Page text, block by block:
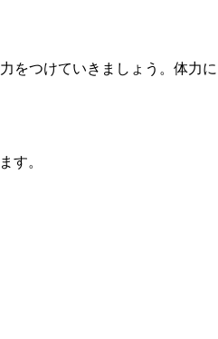
つけていきましょう。体力
す。